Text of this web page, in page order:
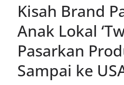
Kisah Brand
Anak Lokal
Pasarkan
Sampai ke